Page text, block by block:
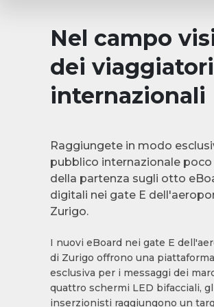
Nel campo
dei viaggiatori
internazionali
Raggiungete in modo
pubblico internazionale
della partenza sugli otto
digitali nei gate E
Zurigo.
I nuovi eBoard nei gate E
di Zurigo offrono una piattaforma
esclusiva per i messaggi dei
quattro schermi LED bifacciali,
inserzionisti raggiungono un